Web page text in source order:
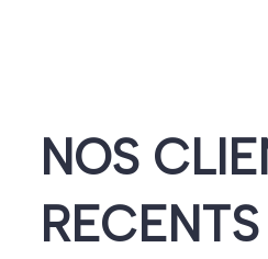
NOS
RECENTS